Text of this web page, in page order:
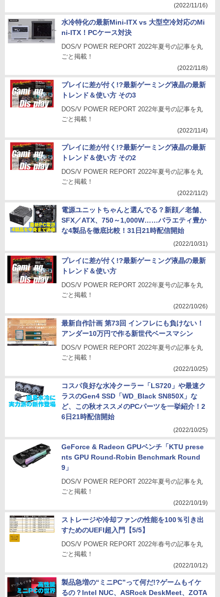
(2022/11/16)
水冷特化の最新Mini-ITX vs 大型空冷対応のMi
ni-ITX！PCケース対決
DOS/V POWER REPORT 2022年夏号の記事を丸
ごと掲載！
(2022/11/8)
プレイに差が付く!?最新ゲーミング液晶の最新
トレンド＆使い方 その3
DOS/V POWER REPORT 2022年夏号の記事を丸
ごと掲載！
(2022/11/4)
プレイに差が付く!?最新ゲーミング液晶の最新
トレンド＆使い方 その2
DOS/V POWER REPORT 2022年夏号の記事を丸
ごと掲載！
(2022/11/2)
電源ユニットちゃんと選んでる？新顔／老舗、
SFX／ATX、750～1,000W……バラエティ豊か
な4製品を徹底比較！31日21時配信開始
(2022/10/31)
プレイに差が付く!?最新ゲーミング液晶の最新
トレンド＆使い方
DOS/V POWER REPORT 2022年夏号の記事を丸
ごと掲載！
(2022/10/26)
最新自作計画 第73回 インフレにも負けない！
アンダー10万円で作る新世代ベースマシン
DOS/V POWER REPORT 2022年夏号の記事を丸
ごと掲載！
(2022/10/25)
コスパ良好な水冷クーラー「LS720」や最速ク
ラスのGen4 SSD「WD_Black SN850X」な
ど、この秋オススメのPCパーツを一挙紹介！2
6日21時配信開始
(2022/10/25)
GeForce & Radeon GPUベンチ「KTU prese
nts GPU Round-Robin Benchmark Round
9」
DOS/V POWER REPORT 2022年夏号の記事を丸
ごと掲載！
(2022/10/19)
ストレージや冷却ファンの性能を100％引き出
すためのUEFI超入門【5/5】
DOS/V POWER REPORT 2022年春号の記事を丸
ごと掲載！
(2022/10/12)
製品急増の“ミニPC”って何だ!?ゲームもイケ
るの？Intel NUC、ASRock DeskMeet、ZOTA